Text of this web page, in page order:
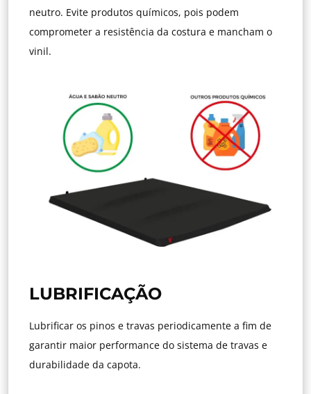
neutro. Evite produtos químicos, pois podem
comprometer a resistência da costura e mancham o
vinil.
LUBRIFICAÇÃO
Lubrificar os pinos e travas periodicamente a fim de
garantir maior performance do sistema de travas e
durabilidade da capota.